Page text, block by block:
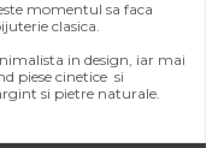
momentul sa faca
clasica.
in design, iar mai
piese cinetice si
si pietre naturale.